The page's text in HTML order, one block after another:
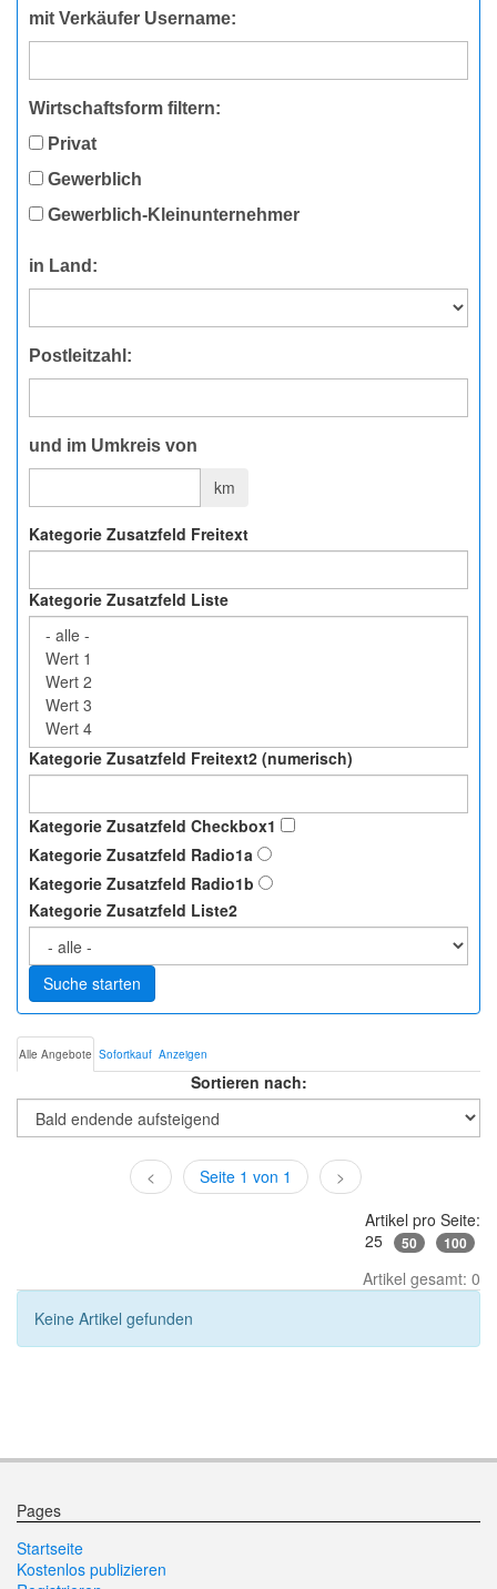
mit Verkäufer Username:
Wirtschaftsform filtern:
Privat
Gewerblich
Gewerblich-Kleinunternehmer
in Land:
Postleitzahl:
und im Umkreis von
km
Kategorie Zusatzfeld Freitext
Kategorie Zusatzfeld Liste
Kategorie Zusatzfeld Freitext2 (numerisch)
Kategorie Zusatzfeld Checkbox1
Kategorie Zusatzfeld Radio1a
Kategorie Zusatzfeld Radio1b
Kategorie Zusatzfeld Liste2
Suche starten
Alle Angebote Sofortkauf Anzeigen
Sortieren nach:
< Seite 1 von 1
>
Artikel pro Seite:
25
50 100
Artikel gesamt: 0
Keine Artikel gefunden
Pages
Startseite
Kostenlos publizieren